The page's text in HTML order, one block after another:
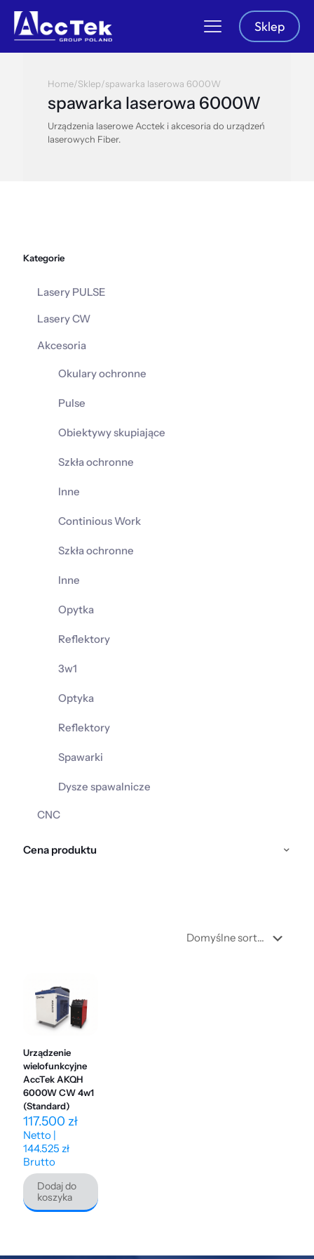
Sklep
Home/Sklep/spawarka laserowa 6000W
spawarka laserowa 6000W
Urządzenia laserowe Acctek i akcesoria do urządzeń
laserowych Fiber.
Kategorie
Lasery PULSE
Lasery CW
Akcesoria
Okulary ochronne
Pulse
Obiektywy skupiające
Szkła ochronne
Inne
Continious Work
Szkła ochronne
Inne
Opytka
Reflektory
3w1
Optyka
Reflektory
Spawarki
Dysze spawalnicze
CNC
Cena produktu
Urządzenie
wielofunkcyjne
AccTek AKQH
6000W CW 4w1
(Standard)
117.500 zł
Netto |
144.525 zł
Brutto
Dodaj do
koszyka